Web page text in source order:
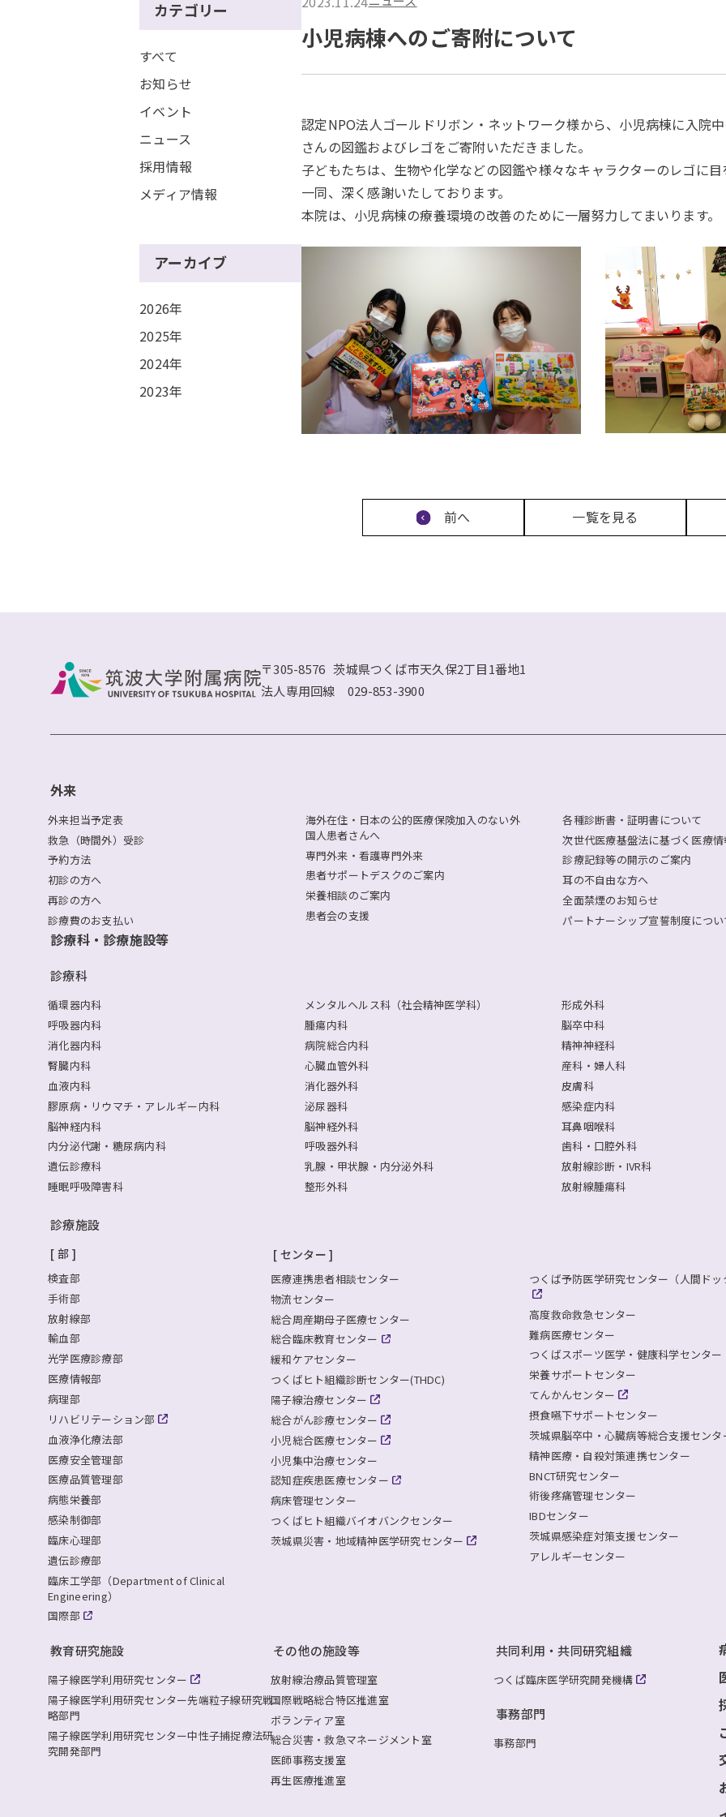
カテゴリー
すべて
お知らせ
イベント
ニュース
採用情報
メディア情報
アーカイブ
2026年
2025年
2024年
2023年
小児病棟へのご寄附について
認定NPO法人ゴールドリボン・ネットワーク様から、小児病棟に入院
さんの図鑑およびレゴをご寄附いただきました。
子どもたちは、生物や化学などの図鑑や様々なキャラクターのレゴに
一同、深く感謝いたしております。
本院は、小児病棟の療養環境の改善のために一層努力してまいります。
前へ 一覧を見る
〒305-8576 茨城県つくば市天久保2丁目1番地1
法人専用回線 029-853-3900
外来
外来担当予定表
救急（時間外）受診
予約方法
初診の方へ
再診の方へ
診療費のお支払い
海外在住・日本の公的医療保険加入のない外
国人患者さんへ
専門外来・看護専門外来
患者サポートデスクのご案内
栄養相談のご案内
患者会の支援
各種診断書・証明書について
次世代医療基盤法に基づく医療
診療記録等の開示のご案内
耳の不自由な方へ
全面禁煙のお知らせ
パートナーシップ宣誓制度につ
診療科・診療施設等
診療科
循環器内科
呼吸器内科
消化器内科
腎臓内科
血液内科
膠原病・リウマチ・アレルギー内科
脳神経内科
内分泌代謝・糖尿病内科
遺伝診療科
睡眠呼吸障害科
メンタルヘルス科（社会精神医学科）
腫瘍内科
病院総合内科
心臓血管外科
消化器外科
泌尿器科
脳神経外科
呼吸器外科
乳腺・甲状腺・内分泌外科
整形外科
形成外科
脳卒中科
精神神経科
産科・婦人科
皮膚科
感染症内科
耳鼻咽喉科
歯科・口腔外科
放射線診断・IVR科
放射線腫瘍科
診療施設
部
検査部
手術部
放射線部
輸血部
光学医療診療部
医療情報部
病理部
リハビリテーション部
血液浄化療法部
医療安全管理部
医療品質管理部
病態栄養部
感染制御部
臨床心理部
遺伝診療部
臨床工学部（Department of Clinical
Engineering）
国際部
センター
医療連携患者相談センター
物流センター
総合周産期母子医療センター
総合臨床教育センター
緩和ケアセンター
つくばヒト組織診断センター(THDC)
陽子線治療センター
総合がん診療センター
小児総合医療センター
小児集中治療センター
認知症疾患医療センター
病床管理センター
つくばヒト組織バイオバンクセンター
茨城県災害・地域精神医学研究センター
つくば予防医学研究センター（人間ドッ
高度救命救急センター
難病医療センター
つくばスポーツ医学・健康科学センター
栄養サポートセンター
てんかんセンター
摂食嚥下サポートセンター
茨城県脳卒中・心臓病等総合支援センタ
精神医療・自殺対策連携センター
BNCT研究センター
術後疼痛管理センター
IBDセンター
茨城県感染症対策支援センター
アレルギーセンター
教育研究施設
陽子線医学利用研究センター
陽子線医学利用研究センター先端粒子線研究戦
略部門
陽子線医学利用研究センター中性子捕捉療法研
究開発部門
その他の施設等
放射線治療品質管理室
国際戦略総合特区推進室
ボランティア室
総合災害・救急マネージメント室
医師事務支援室
再生医療推進室
共同利用・共同研究組織
つくば臨床医学研究開発機構
事務部門
事務部門